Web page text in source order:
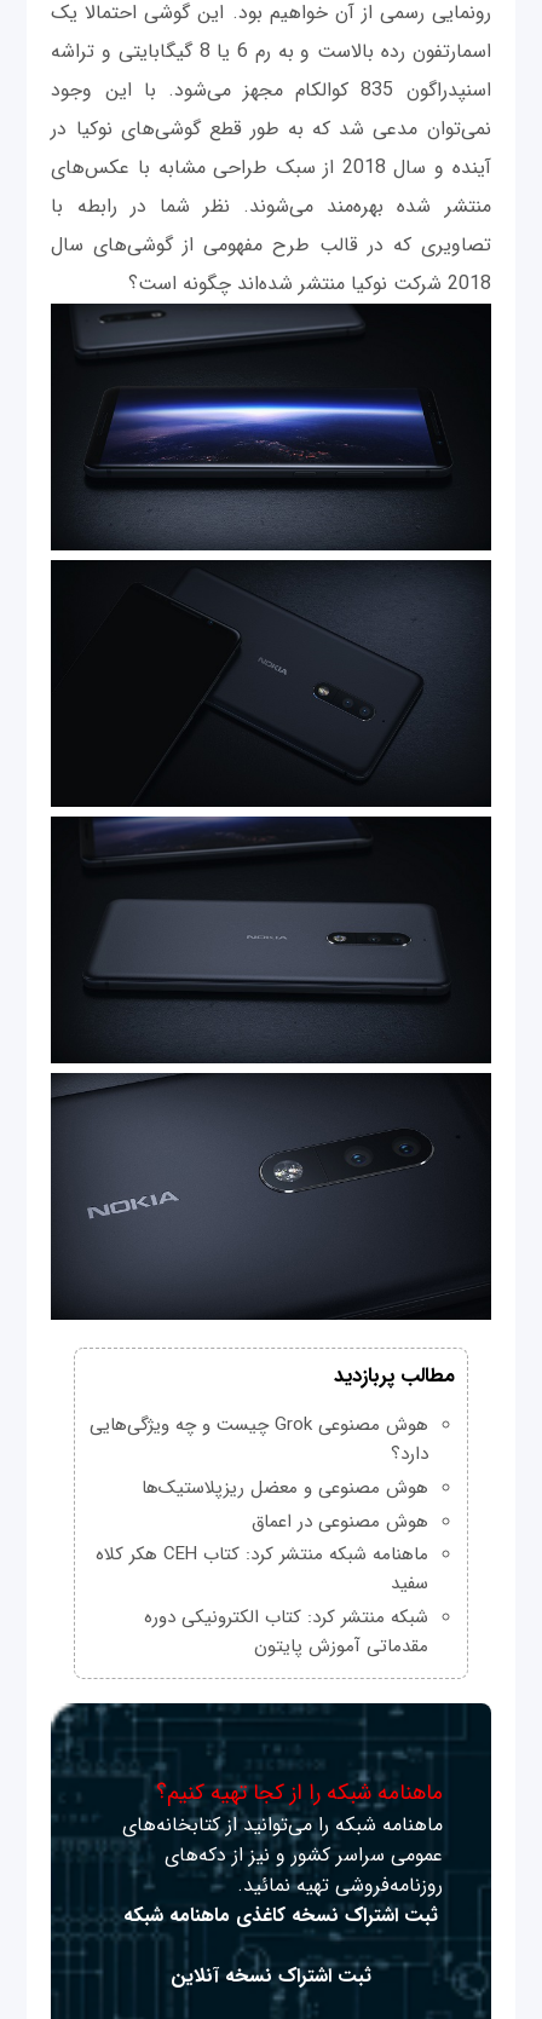
رونمایی رسمی از آن خواهیم بود. این گوشی احتمالا یک
اسمارتفون رده بالاست و به رم 6 یا 8 گیگابایتی و تراشه
اسنپدراگون 835 کوالکام مجهز می‌شود. با این وجود
نمی‌توان مدعی شد که به طور قطع گوشی‌های نوکیا در
آینده و سال 2018 از سبک طراحی مشابه با عکس‌های
منتشر شده بهره‌مند می‌شوند. نظر شما در رابطه با
تصاویری که در قالب طرح مفهومی از گوشی‌های سال
2018 شرکت نوکیا منتشر شده‌اند چگونه است؟
مطالب پربازدید
هوش مصنوعی Grok چیست و چه ویژگی‌هایی
دارد؟
هوش مصنوعی و معضل ریزپلاستیک‌ها
هوش مصنوعی در اعماق
ماهنامه شبکه منتشر کرد: کتاب CEH هکر کلاه
سفید
شبکه منتشر کرد: کتاب الکترونیکی دوره
مقدماتی آموزش پایتون
ماهنامه شبکه را از کجا تهیه کنیم؟
ماهنامه شبکه را می‌توانید از کتابخانه‌های
عمومی سراسر کشور و نیز از دکه‌های
روزنامه‌فروشی تهیه نمائید.
ثبت اشتراک نسخه کاغذی ماهنامه شبکه
ثبت اشتراک نسخه آنلاین